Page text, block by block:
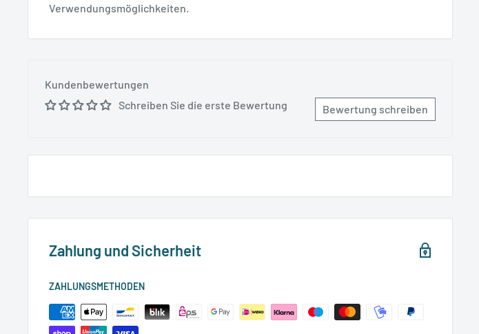
Verwendungsmöglichkeiten.
Kundenbewertungen
Schreiben Sie die erste Bewertung
Bewertung schreiben
Zahlung und Sicherheit
ZAHLUNGSMETHODEN